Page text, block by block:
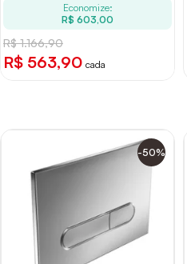
Economize:
R$ 603,00
R$ 1.166,90
R$ 563,90 cada
-50%